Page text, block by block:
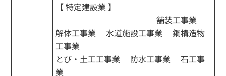
【 特定建設業 】
舗装工事業
解体工事業 水道施設工事業 鋼構造物
工事業
とび・土工工事業 防水工事業 石工事
業